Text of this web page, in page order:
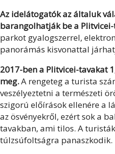
Az idelátogatók az általuk
barangolhatják be a
parkot gyalogszerrel,
panorámás kisvonattal
2017-ben a Plitvicei-tavakat
meg.A rengeteg a turista
veszélyeztetni a természeti
szigorú előírások ellenére a
az ösvényekről, ezért sok a
tavakban, ami tilos. A
túlzsúfoltságra panaszkodik.